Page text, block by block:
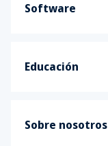
Software
Educación
Sobre nosotros